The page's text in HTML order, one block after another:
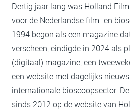
Dertig jaar lang was Holland
voor de Nederlandse film- en
1994 begon als een magazine
verscheen, eindigde in 2024 als
(digitaal) magazine, een
een website met dagelijks
internationale bioscoopsector.
sinds 2012 op de website van